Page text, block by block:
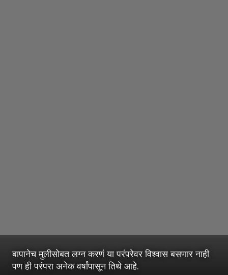
बापानेच मुलीसोबत लग्न करणं या परंपरेवर विश्वास बसणार नाही
पण ही परंपरा अनेक वर्षांपासून तिथे आहे.